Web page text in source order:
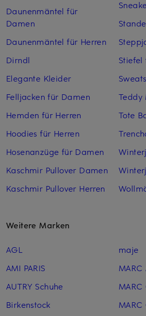
Daunenmäntel für
Damen
Daunenmäntel für Herren
Dirndl
Elegante Kleider
Felljacken für Damen
Hemden für Herren
Hoodies für Herren
Hosenanzüge für Damen
Kaschmir Pullover Damen
Kaschmir Pullover Herren
Stiefel
Teddy
Tote
Weitere Marken
AGL
AMI PARIS
AUTRY Schuhe
Birkenstock
maje
MARC
MARC
MARC